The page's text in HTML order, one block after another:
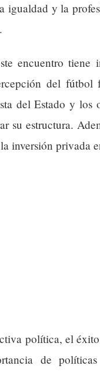
igualdad y la
encuentro
del fútbol
del Estado y los
su estructura.
inversión privada
política, el
de